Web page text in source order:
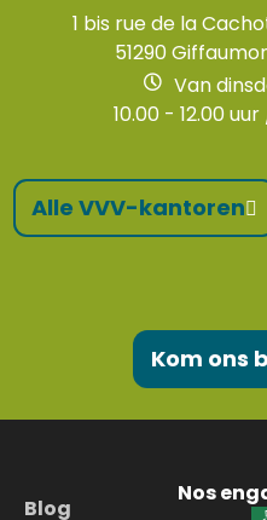
1 bis rue de la
51290
Van
10.00 - 12.00
Alle VVV-kantoren
Kom ons
Blog
Nos